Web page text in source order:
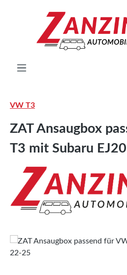
Zum Hauptinhalt springen
VW T3
ZAT Ansaugbox
T3 mit Subaru
Bildergalerie überspringen